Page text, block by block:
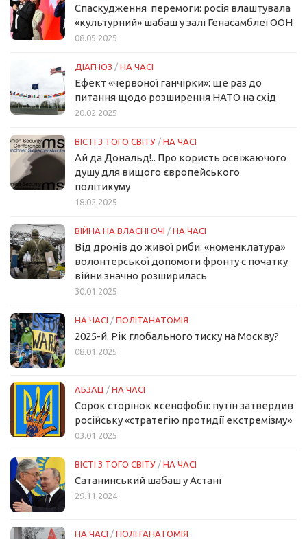
Спаскудження перемоги: росія влаштувала
«культурний» шабаш у залі Генасамблеї ООН
08.05.2025
ДІАГНОЗ / НА ЧАСІ
Ефект «червоної ганчірки»: ще раз до
питання щодо розширення НАТО на схід
20.02.2025
ВІСТІ З ТОГО СВІТУ / НА ЧАСІ
Ай да Дональд!.. Про користь освіжаючого
душу для вищого європейського
політикуму
18.02.2025
ВІЙНА НА ВЛАСНІ ОЧІ / НА ЧАСІ
Від дронів до живої риби: «номенклатура»
волонтерської допомоги фронту с початку
війни значно розширилась
30.01.2025
НА ЧАСІ / ПОЛІТАНАТОМІЯ
2025-й. Рік глобального тиску на Москву?
08.01.2025
АБЗАЦ / НА ЧАСІ
Сорок сторінок ксенофобії: путін затвердив
російську «стратегію протидії екстремізму»
03.01.2025
ВІСТІ З ТОГО СВІТУ / НА ЧАСІ
Сатанинський шабаш у Астані
29.11.2024
НА ЧАСІ / ПОЛІТАНАТОМІЯ